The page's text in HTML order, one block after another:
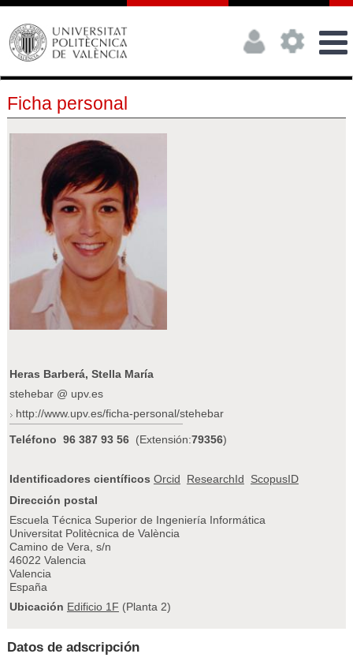
Ficha personal
Heras Barberá, Stella María
stehebar @ upv.es
http://www.upv.es/ficha-personal/stehebar
Teléfono 96 387 93 56(Extensión:79356)
Identificadores científicos Orcid ResearchId
ScopusID
Dirección postal
Escuela Técnica Superior de Ingeniería Informática
Universitat Politècnica de València
Camino de Vera, s/n
46022 Valencia
Valencia
España
Ubicación Edificio 1F (Planta 2)
Datos de adscripción